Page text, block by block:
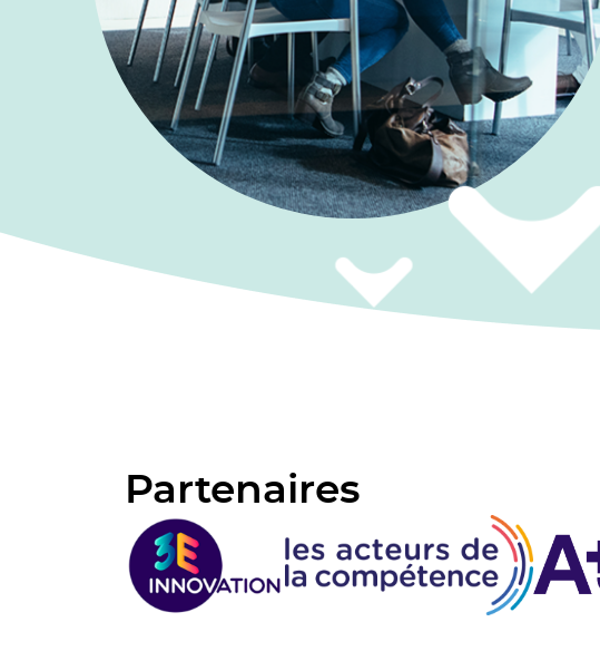
Partenaires